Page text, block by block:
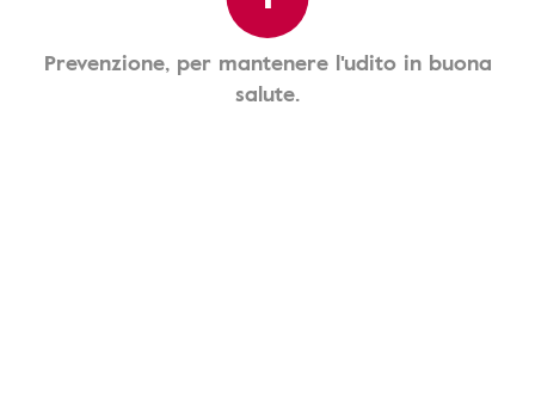
Prevenzione, per mantenere l'udito in buona
salute.